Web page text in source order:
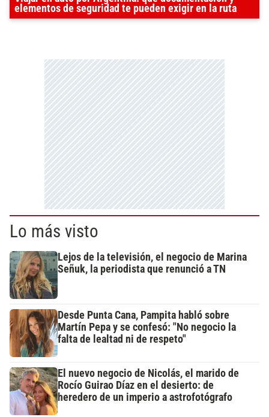
elementos de seguridad te pueden exigir en la ruta
Lo más visto
Lejos de la televisión, el negocio de Marina
Señuk, la periodista que renunció a TN
Desde Punta Cana, Pampita habló sobre
Martín Pepa y se confesó: "No negocio la
falta de lealtad ni de respeto"
El nuevo negocio de Nicolás, el marido de
Rocío Guirao Díaz en el desierto: de
heredero de un imperio a astrofotógrafo